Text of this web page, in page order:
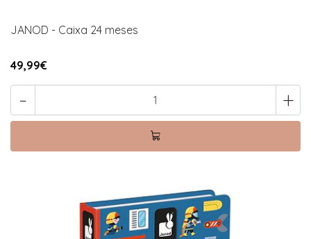
JANOD - Caixa 24 meses
49,99€
- +